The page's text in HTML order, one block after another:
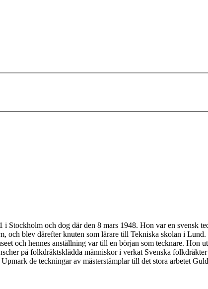
och dog där den 8 mars 1948. Hon var en svensk
blev därefter knuten som lärare till Tekniska skolan i Lund.
och hennes anställning var till en början som tecknare. Hon
på folkdräktsklädda människor i verkat Svenska
de teckningar av mästerstämplar till det stora arbetet